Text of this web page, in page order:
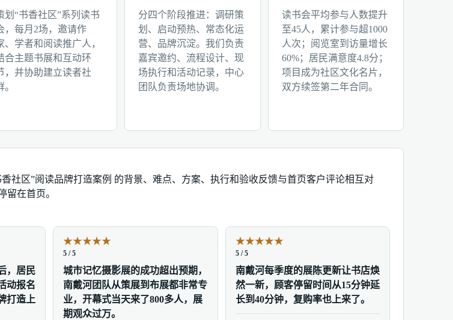
划“书香社区”系列读书
，每月2场，邀请作
、学者和阅读推广人，
合主题书展和互动环
，并协助建立读者社
。
分四个阶段推进：调研策
划、启动预热、常态化运
营、品牌沉淀。我们负责
嘉宾邀约、流程设计、现
场执行和活动记录，中心
团队负责场地协调。
读书会平均参与人数提升
至45人，累计参与超1000
人次；阅览室到访量增长
60%；居民满意度4.8分；
项目成为社区文化名片，
双方续签第二年合同。
社区”阅读品牌打造案例 的背景、难点、方案、执行和验收反馈与首页客户评论相互对
留在首页。
，居民
动报名
打造上
★★★★★
5 / 5
城市记忆摄影展的成功超出预期，
南戴河团队从策展到布展都非常专
业，开幕式当天来了800多人，展
期观众过万。
★★★★★
5 / 5
南戴河每季度的展陈更新让书店焕
然一新，顾客停留时间从15分钟延
长到40分钟，复购率也上来了。